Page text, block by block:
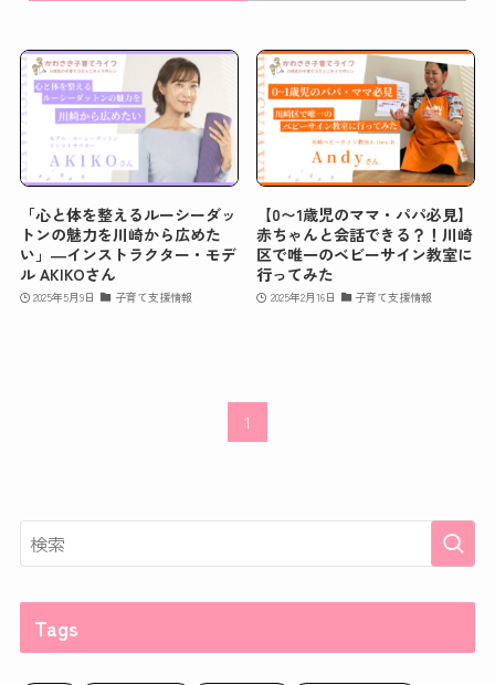
「心と体を整えるルーシーダッ
トンの魅力を川崎から広めた
い」―インストラクター・モデ
ル AKIKOさん
2025年5月9日 子育て支援情報
【0〜1歳児のママ・パパ必見】
赤ちゃんと会話できる？！川崎
区で唯一のベビーサイン教室に
行ってみた
2025年2月16日 子育て支援情報
1
Tags